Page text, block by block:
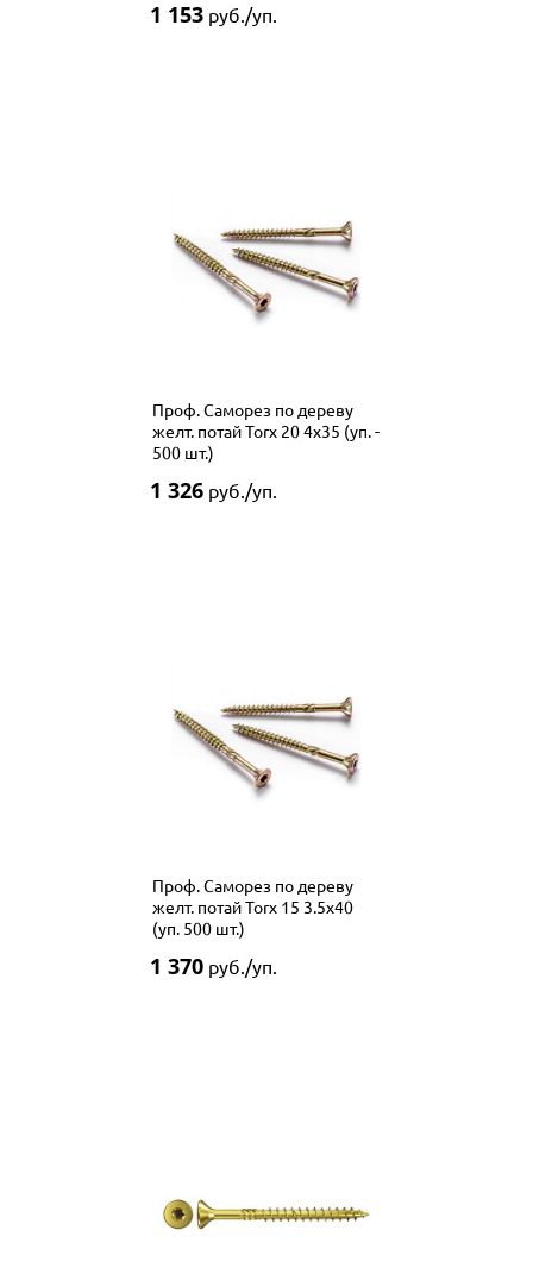
1 153 руб./уп.
Проф. Саморез по дереву
желт. потай Torx 20 4x35 (уп. -
500 шт.)
1 326 руб./уп.
Проф. Саморез по дереву
желт. потай Torx 15 3.5x40
(уп. 500 шт.)
1 370 руб./уп.